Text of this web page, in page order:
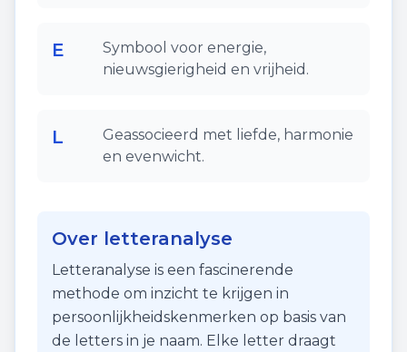
E
Symbool voor energie,
nieuwsgierigheid en vrijheid.
L
Geassocieerd met liefde, harmonie
en evenwicht.
Over letteranalyse
Letteranalyse is een fascinerende
methode om inzicht te krijgen in
persoonlijkheidskenmerken op basis van
de letters in je naam. Elke letter draagt